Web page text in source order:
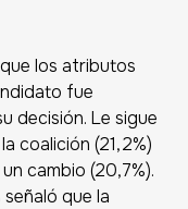
los atributos
fue
decisión. Le sigue
coalición (21,2%)
cambio (20,7%).
que la